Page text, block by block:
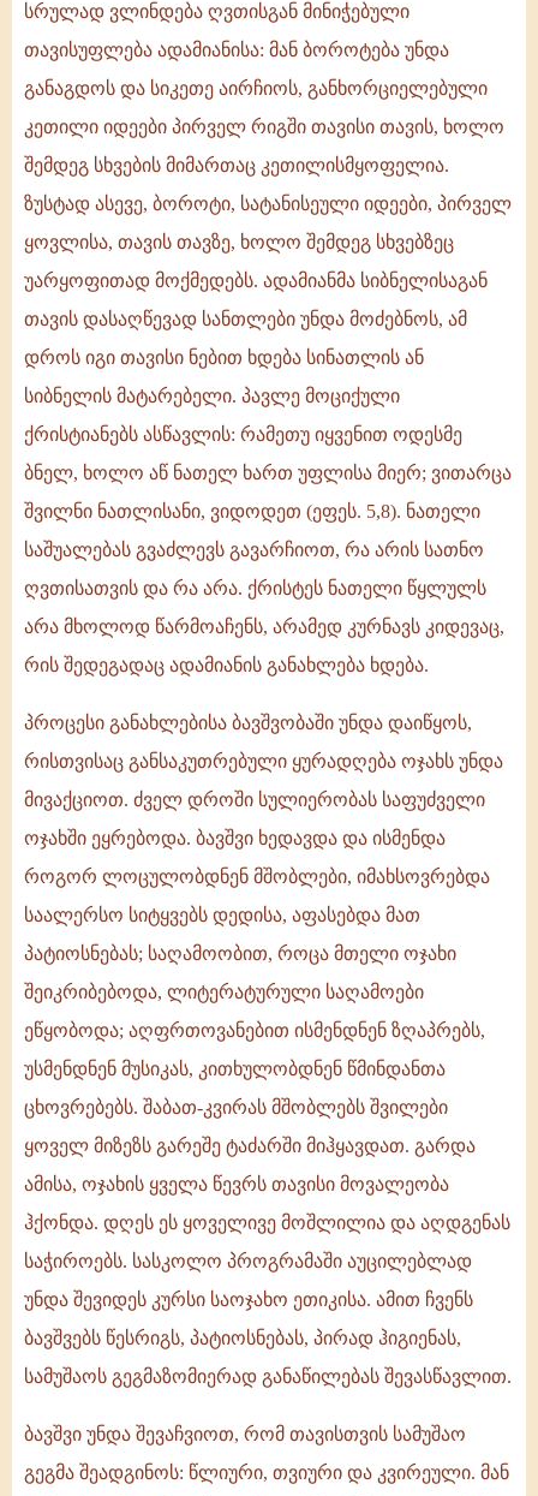
სრულად ვლინდება ღვთისგან მინიჭებული
თავისუფლება ადამიანისა: მან ბოროტება უნდა
განაგდოს და სიკეთე აირჩიოს, განხორციელებული
კეთილი იდეები პირველ რიგში თავისი თავის, ხოლო
შემდეგ სხვების მიმართაც კეთილისმყოფელია.
ზუსტად ასევე, ბოროტი, სატანისეული იდეები, პირველ
ყოვლისა, თავის თავზე, ხოლო შემდეგ სხვებზეც
უარყოფითად მოქმედებს. ადამიანმა სიბნელისაგან
თავის დასაღწევად სანთლები უნდა მოძებნოს, ამ
დროს იგი თავისი ნებით ხდება სინათლის ან
სიბნელის მატარებელი. პავლე მოციქული
ქრისტიანებს ასწავლის: რამეთუ იყვენით ოდესმე
ბნელ, ხოლო აწ ნათელ ხართ უფლისა მიერ; ვითარცა
შვილნი ნათლისანი, ვიდოდეთ (ეფეს. 5,8). ნათელი
საშუალებას გვაძლევს გავარჩიოთ, რა არის სათნო
ღვთისათვის და რა არა. ქრისტეს ნათელი წყლულს
არა მხოლოდ წარმოაჩენს, არამედ კურნავს კიდევაც,
რის შედეგადაც ადამიანის განახლება ხდება.
პროცესი განახლებისა ბავშვობაში უნდა დაიწყოს,
რისთვისაც განსაკუთრებული ყურადღება ოჯახს უნდა
მივაქციოთ. ძველ დროში სულიერობას საფუძველი
ოჯახში ეყრებოდა. ბავშვი ხედავდა და ისმენდა
როგორ ლოცულობდნენ მშობლები, იმახსოვრებდა
საალერსო სიტყვებს დედისა, აფასებდა მათ
პატიოსნებას; საღამოობით, როცა მთელი ოჯახი
შეიკრიბებოდა, ლიტერატურული საღამოები
ეწყობოდა; აღფრთოვანებით ისმენდნენ ზღაპრებს,
უსმენდნენ მუსიკას, კითხულობდნენ წმინდანთა
ცხოვრებებს. შაბათ-კვირას მშობლებს შვილები
ყოველ მიზეზს გარეშე ტაძარში მიჰყავდათ. გარდა
ამისა, ოჯახის ყველა წევრს თავისი მოვალეობა
ჰქონდა. დღეს ეს ყოველივე მოშლილია და აღდგენას
საჭიროებს. სასკოლო პროგრამაში აუცილებლად
უნდა შევიდეს კურსი საოჯახო ეთიკისა. ამით ჩვენს
ბავშვებს წესრიგს, პატიოსნებას, პირად ჰიგიენას,
სამუშაოს გეგმაზომიერად განაწილებას შევასწავლით.
ბავშვი უნდა შევაჩვიოთ, რომ თავისთვის სამუშაო
გეგმა შეადგინოს: წლიური, თვიური და კვირეული. მან